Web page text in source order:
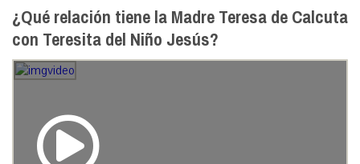
¿Qué relación tiene la Madre Teresa de Calcuta
con Teresita del Niño Jesús?